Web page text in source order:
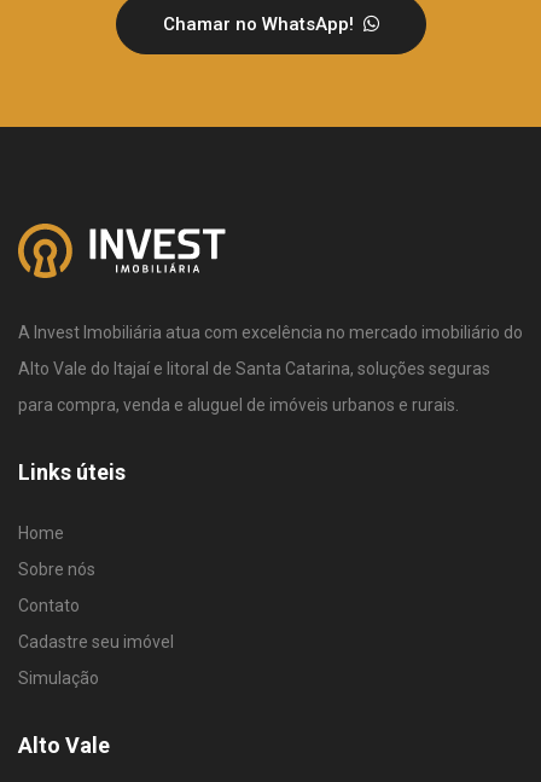
Chamar no WhatsApp!
A Invest Imobiliária atua com excelência no mercado imobiliário do
Alto Vale do Itajaí e litoral de Santa Catarina, soluções seguras
para compra, venda e aluguel de imóveis urbanos e rurais.
Links úteis
Home
Sobre nós
Contato
Cadastre seu imóvel
Simulação
Alto Vale